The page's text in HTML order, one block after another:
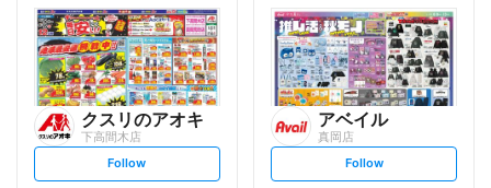
l
o
w
l
o
w
クスリのアオキ
下高間木店
s
Follow
アベイル
真岡店
s
Follow